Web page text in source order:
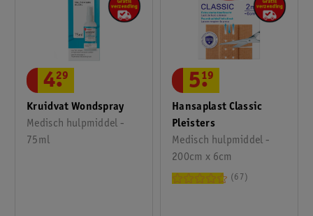
Kruidvat Wondspray
Medisch hulpmiddel -
75ml
4.
29
Hansaplast Classic
Pleisters
Medisch hulpmiddel -
200cm x 6cm
5.
19
67